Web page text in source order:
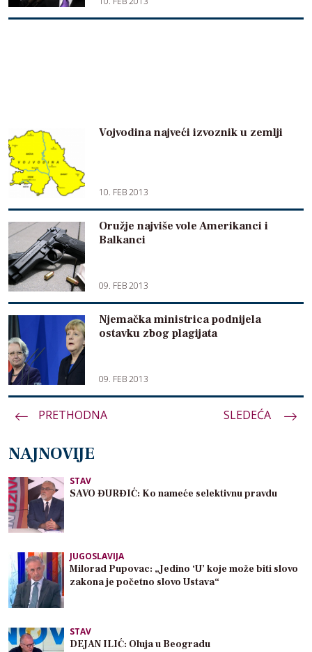
Vojvodina najveći izvoznik u zemlji
10. FEB 2013
Oružje najviše vole Amerikanci i
Balkanci
09. FEB 2013
Njemačka ministrica podnijela
ostavku zbog plagijata
09. FEB 2013
Paginacija
PRETHODNA SLEDEĆA
NAJNOVIJE
STAV
SAVO ĐURĐIĆ: Ko nameće selektivnu pravdu
JUGOSLAVIJA
Milorad Pupovac: „Jedino ‘U’ koje može biti slovo
zakona je početno slovo Ustava“
STAV
DEJAN ILIĆ: Oluja u Beogradu